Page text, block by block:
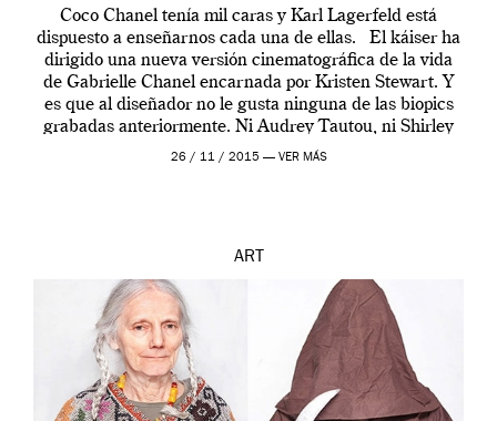
Coco Chanel tenía mil caras y Karl Lagerfeld está
dispuesto a enseñarnos cada una de ellas. El káiser ha
dirigido una nueva versión cinematográfica de la vida
de Gabrielle Chanel encarnada por Kristen Stewart. Y
es que al diseñador no le gusta ninguna de las biopics
grabadas anteriormente. Ni Audrey Tautou, ni Shirley
McLaine ni ninguna otra. A él […]
26 / 11 / 2015 — VER MÁS
ART